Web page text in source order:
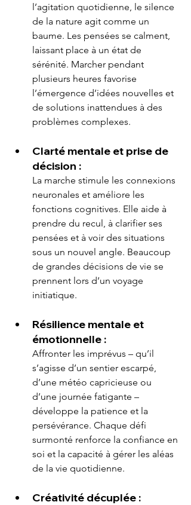
l’agitation quotidienne, le silence
de la nature agit comme un
baume. Les pensées se calment,
laissant place à un état de
sérénité. Marcher pendant
plusieurs heures favorise
l’émergence d’idées nouvelles et
de solutions inattendues à des
problèmes complexes.
Clarté mentale et prise de
décision :
La marche stimule les connexions
neuronales et améliore les
fonctions cognitives. Elle aide à
prendre du recul, à clarifier ses
pensées et à voir des situations
sous un nouvel angle. Beaucoup
de grandes décisions de vie se
prennent lors d’un voyage
initiatique.
Résilience mentale et
émotionnelle :
Affronter les imprévus – qu’il
s’agisse d’un sentier escarpé,
d’une météo capricieuse ou
d’une journée fatigante –
développe la patience et la
persévérance. Chaque défi
surmonté renforce la confiance en
soi et la capacité à gérer les aléas
de la vie quotidienne.
Créativité décuplée :